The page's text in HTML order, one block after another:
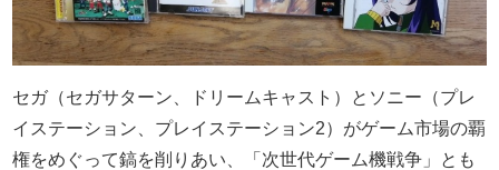
セガ（セガサターン、ドリームキャスト）とソニー（プレ
イステーション、プレイステーション2）がゲーム市場の覇
権をめぐって鎬を削りあい、「次世代ゲーム機戦争」とも